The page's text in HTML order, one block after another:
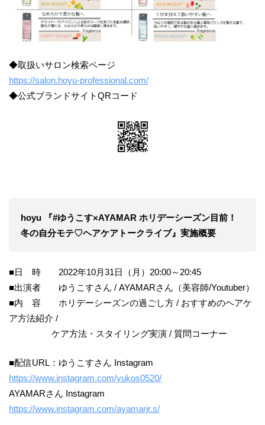
◆取扱いサロン検索ページ
https://salon.hoyu-professional.com/
◆公式ブランドサイトQRコード
hoyu 『#ゆうこす×AYAMAR ホリデーシーズン目前！
冬の自分モテ♡ヘアケアトークライブ』実施概要
■日 時 2022年10月31日（月）20:00～20:45
■出演者 ゆうこすさん / AYAMARさん（美容師/Youtuber）
■内 容 ホリデーシーズンの過ごし方 / おすすめのヘアケ
ア方法紹介 /
ケア方法・スタイリング実演 / 質問コーナー
■配信URL：ゆうこすさん Instagram
https://www.instagram.com/yukos0520/
AYAMARさん Instagram
https://www.instagram.com/ayamarjr.s/